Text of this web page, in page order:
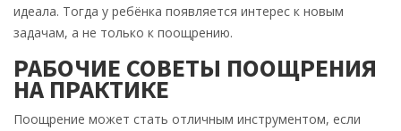
идеала. Тогда у ребёнка появляется интерес к новым
задачам, а не только к поощрению.
РАБОЧИЕ СОВЕТЫ ПООЩРЕНИЯ
НА ПРАКТИКЕ
Поощрение может стать отличным инструментом, если